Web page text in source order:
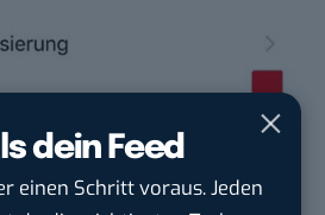
dein Feed
einen Schritt voraus. Jeden